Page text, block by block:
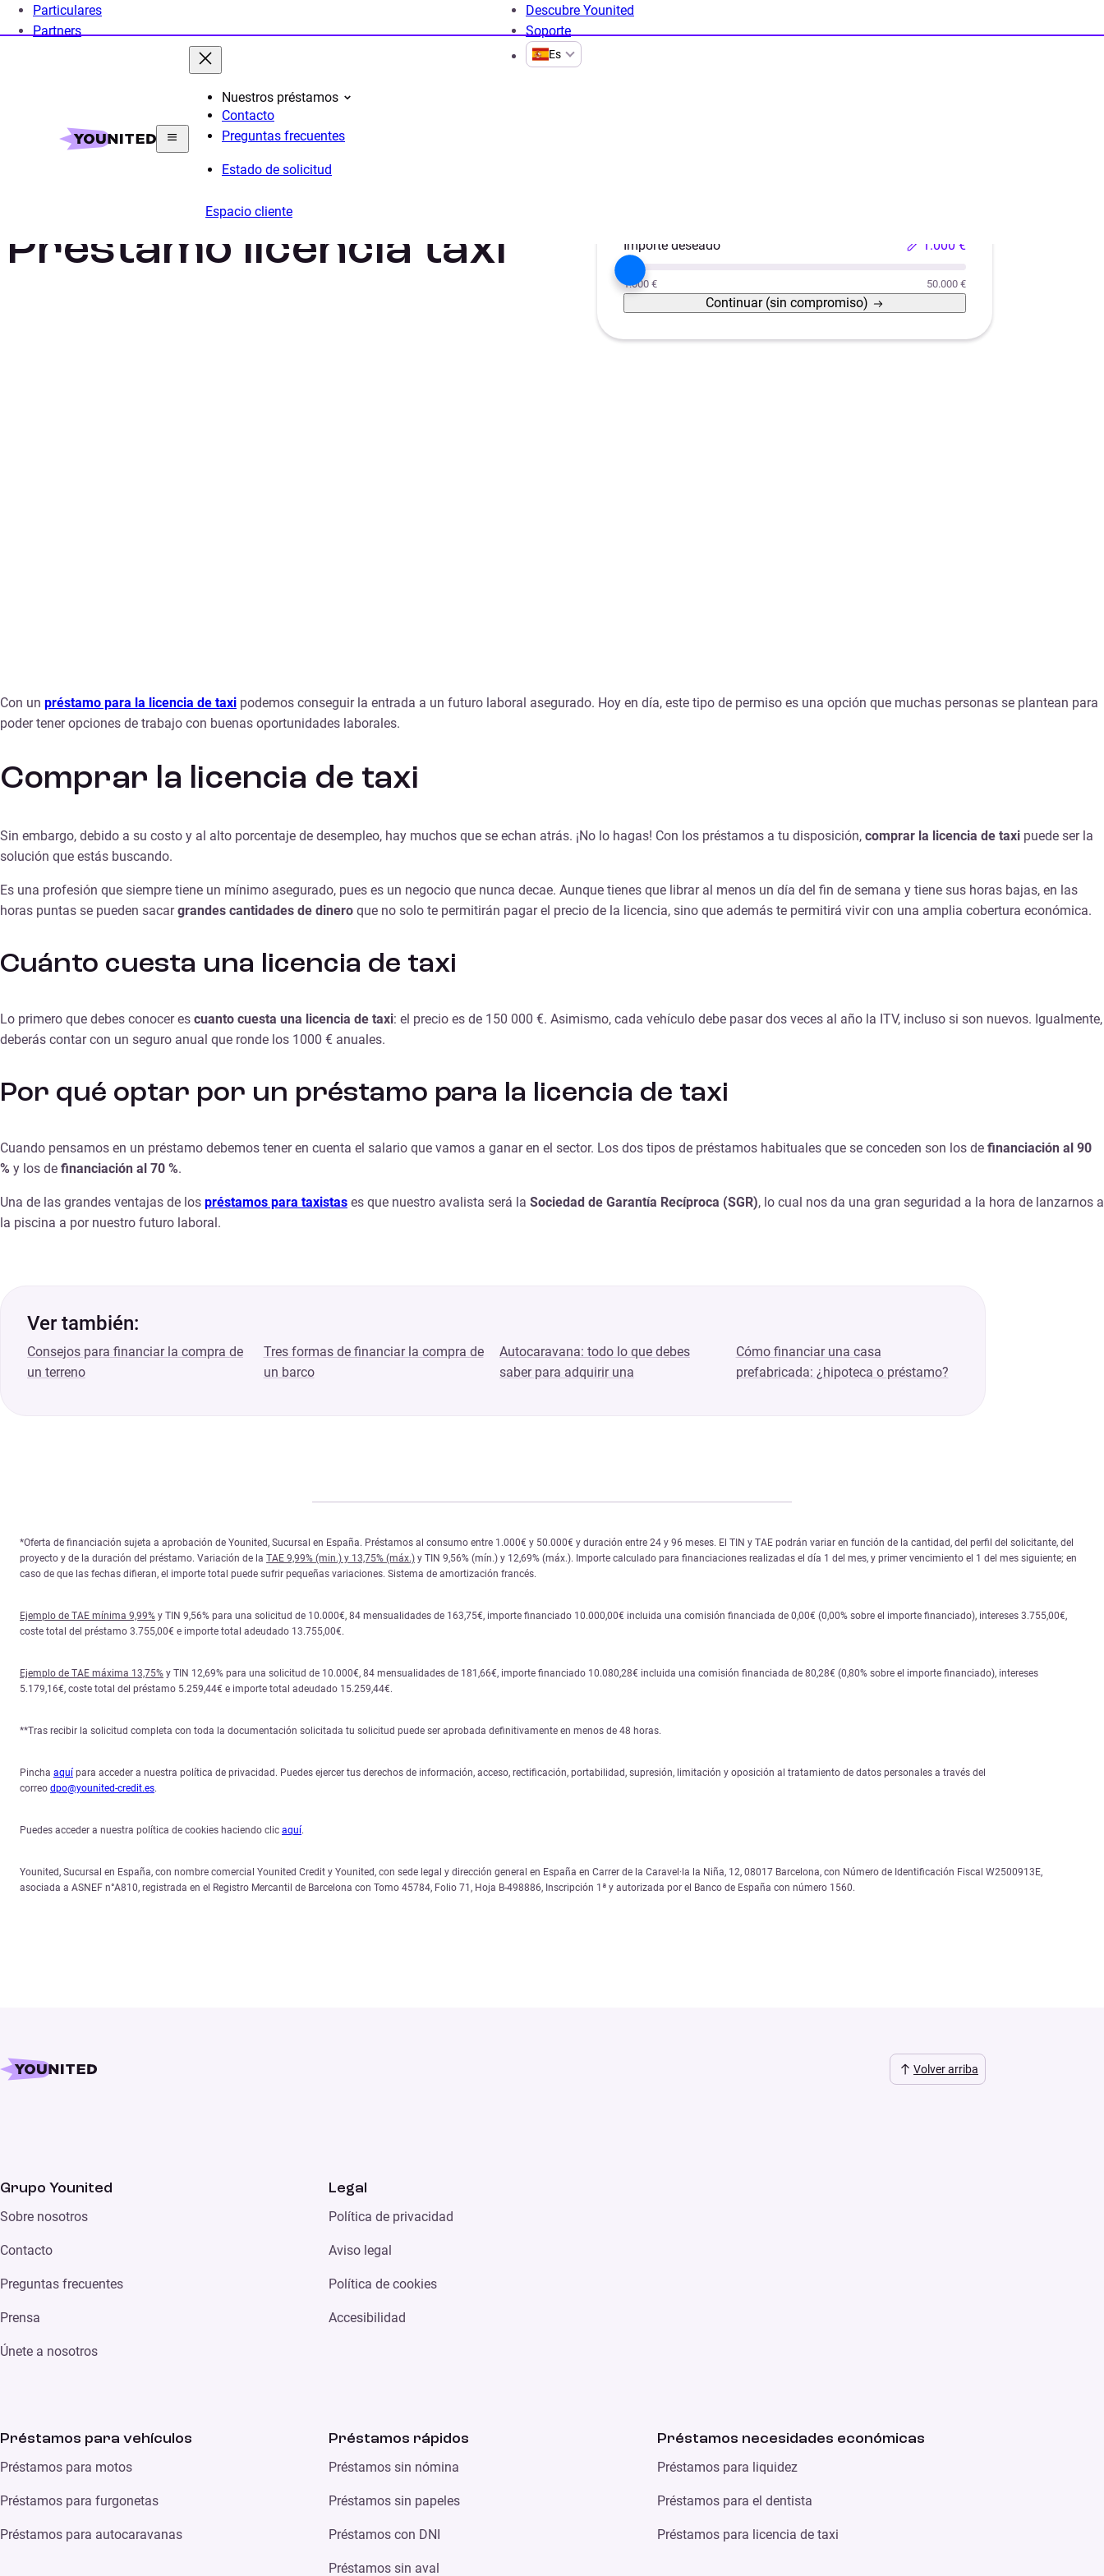
Particulares
Partners
Descubre Younited
Soporte
Es
Nuestros préstamos
Contacto
Preguntas frecuentes
Estado de solicitud
Espacio cliente
Préstamo Personal Préstamo Liquidez
Préstamo licencia taxi
Importe deseado
1.000 €
1.000 € 50.000 €
Continuar (sin compromiso)
Con un préstamo para la licencia de taxi podemos conseguir la entrada a un futuro laboral asegurado. Hoy en día, este tipo de permiso es una opción que muchas personas se plantean para
poder tener opciones de trabajo con buenas oportunidades laborales.
Comprar la licencia de taxi
Sin embargo, debido a su costo y al alto porcentaje de desempleo, hay muchos que se echan atrás. ¡No lo hagas! Con los préstamos a tu disposición, comprar la licencia de taxi puede ser la
solución que estás buscando.
Es una profesión que siempre tiene un mínimo asegurado, pues es un negocio que nunca decae. Aunque tienes que librar al menos un día del fin de semana y tiene sus horas bajas, en las
horas puntas se pueden sacargrandes cantidades de dinero que no solo te permitirán pagar el precio de la licencia, sino que además te permitirá vivir con una amplia cobertura económica.
Cuánto cuesta una licencia de taxi
Lo primero que debes conocer es cuanto cuesta una licencia de taxi: el precio es de 150 000 €. Asimismo, cada vehículo debe pasar dos veces al año la ITV, incluso si son nuevos. Igualmente,
deberás contar con un seguro anual que ronde los 1000 € anuales.
Por qué optar por un préstamo para la licencia de taxi
Cuando pensamos en un préstamo debemos tener en cuenta el salario que vamos a ganar en el sector. Los dos tipos de préstamos habituales que se conceden son los de financiación al 90
% y los de financiación al 70 %.
Una de las grandes ventajas de los préstamos para taxistas es que nuestro avalista será la Sociedad de Garantía Recíproca (SGR), lo cual nos da una gran seguridad a la hora de lanzarnos a
la piscina a por nuestro futuro laboral.
Ver también:
Consejos para financiar la compra de
un terreno
Tres formas de financiar la compra de
un barco
Autocaravana: todo lo que debes
saber para adquirir una
Cómo financiar una casa
prefabricada: ¿hipoteca o préstamo?
*Oferta de financiación sujeta a aprobación de Younited, Sucursal en España. Préstamos al consumo entre 1.000€ y 50.000€ y duración entre 24 y 96 meses. El TIN y TAE podrán variar en función de la cantidad, del perfil del solicitante, del
proyecto y de la duración del préstamo. Variación de la TAE 9,99% (min.) y 13,75% (máx.) y TIN 9,56% (mín.) y 12,69% (máx.). Importe calculado para financiaciones realizadas el día 1 del mes, y primer vencimiento el 1 del mes siguiente; en
caso de que las fechas difieran, el importe total puede sufrir pequeñas variaciones. Sistema de amortización francés.
Ejemplo de TAE mínima 9,99% y TIN 9,56% para una solicitud de 10.000€, 84 mensualidades de 163,75€, importe financiado 10.000,00€ incluida una comisión financiada de 0,00€ (0,00% sobre el importe financiado), intereses 3.755,00€,
coste total del préstamo 3.755,00€ e importe total adeudado 13.755,00€.
Ejemplo de TAE máxima 13,75% y TIN 12,69% para una solicitud de 10.000€, 84 mensualidades de 181,66€, importe financiado 10.080,28€ incluida una comisión financiada de 80,28€ (0,80% sobre el importe financiado), intereses
5.179,16€, coste total del préstamo 5.259,44€ e importe total adeudado 15.259,44€.
**Tras recibir la solicitud completa con toda la documentación solicitada tu solicitud puede ser aprobada definitivamente en menos de 48 horas.
Pincha aquí para acceder a nuestra política de privacidad. Puedes ejercer tus derechos de información, acceso, rectificación, portabilidad, supresión, limitación y oposición al tratamiento de datos personales a través del
correo dpo@younited-credit.es.
Puedes acceder a nuestra política de cookies haciendo clic aquí.
Younited, Sucursal en España, con nombre comercial Younited Credit y Younited, con sede legal y dirección general en España en Carrer de la Caravel·la la Niña, 12, 08017 Barcelona, con Número de Identificación Fiscal W2500913E,
asociada a ASNEF n°A810, registrada en el Registro Mercantil de Barcelona con Tomo 45784, Folio 71, Hoja B-498886, Inscripción 1ª y autorizada por el Banco de España con número 1560.
Volver arriba
Grupo Younited
Sobre nosotros
Contacto
Preguntas frecuentes
Prensa
Únete a nosotros
Legal
Política de privacidad
Aviso legal
Política de cookies
Accesibilidad
Préstamos para vehículos
Préstamos para motos
Préstamos para furgonetas
Préstamos para autocaravanas
Préstamos rápidos
Préstamos sin nómina
Préstamos sin papeles
Préstamos con DNI
Préstamos sin aval
Préstamos necesidades económicas
Préstamos para liquidez
Préstamos para el dentista
Préstamos para licencia de taxi